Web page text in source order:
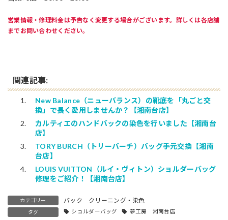
営業情報・修理料金は予告なく変更する場合がございます。詳しくは各店舗
までお問い合わせください。
関連記事:
New Balance（ニューバランス）の靴底を「丸ごと交
換」で長く愛用しませんか？【湘南台店】
カルティエのハンドバックの染色を行いました【湘南台
店】
TORY BURCH（トリーバーチ）バッグ手元交換【湘南
台店】
LOUIS VUITTON（ルイ・ヴィトン）ショルダーバッグ
修理をご紹介！【湘南台店】
カテゴリー バック クリーニング・染色
タグ ショルダーバッグ 夢工房 湘南台店